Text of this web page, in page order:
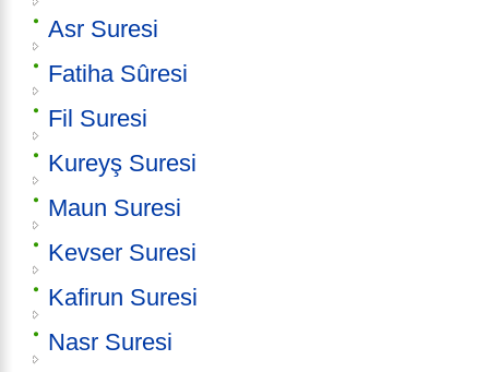
Asr Suresi
Fatiha Sûresi
Fil Suresi
Kureyş Suresi
Maun Suresi
Kevser Suresi
Kafirun Suresi
Nasr Suresi